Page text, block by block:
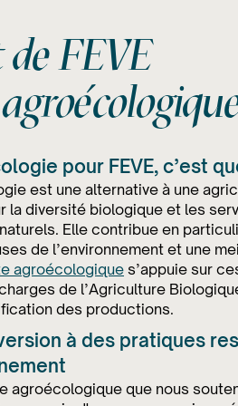
FEVE
pour FEVE, c’est
est une alternative à une
la diversité biologique et les
Elle contribue en
de l’environnement et une
agroécologique s’appuie sur
de l’Agriculture
des productions.
à des pratiques
agroécologique que nous